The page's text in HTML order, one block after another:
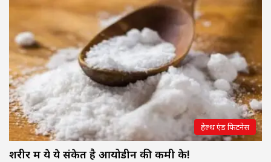
हेल्थ एंड फिटनेस
शरीर में ये ये संकेत है आयोडीन की कमी के!